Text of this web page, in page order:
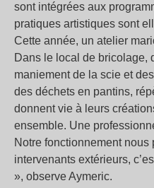
sont intégrées aux
pratiques artistiques sont
Cette année, un atelier
Dans le local de bricolage,
maniement de la scie et
des déchets en pantins,
donnent vie à leurs
ensemble. Une
Notre fonctionnement
intervenants extérieurs,
», observe Aymeric.